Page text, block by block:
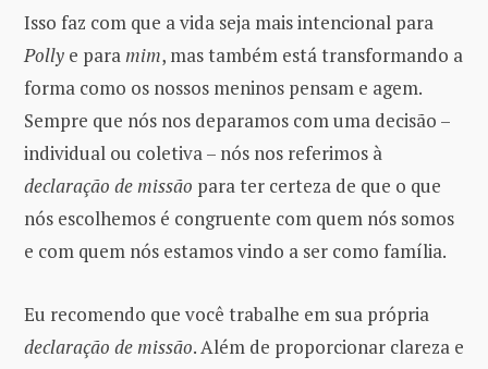
Isso faz com que a vida seja mais intencional para
Polly e paramim, mas também está transformando a
forma como os nossos meninos pensam e agem.
Sempre que nós nos deparamos com uma decisão –
individual ou coletiva – nós nos referimos à
declaração de missão para ter certeza de que o que
nós escolhemos é congruente com quem nós somos
e com quem nós estamos vindo a ser como família.
Eu recomendo que você trabalhe em sua própria
declaração de missão. Além de proporcionar clareza e